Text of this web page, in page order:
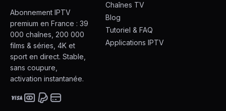
Abonnement IPTV
premium en France : 39
000 chaînes, 200 000
films & séries, 4K et
sport en direct. Stable,
sans coupure,
activation instantanée.
Chaînes TV
Blog
Tutoriel & FAQ
Applications IPTV